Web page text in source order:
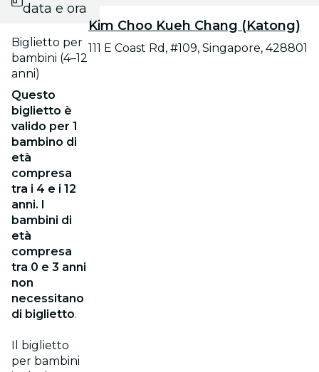
data e ora
Biglietto per
bambini (4–12
anni)
Questo
biglietto è
valido per 1
bambino di
età
compresa
tra i 4 e i 12
anni. I
bambini di
età
compresa
tra 0 e 3 anni
non
necessitano
di biglietto.
Il biglietto
per bambini
Kim Choo Kueh Chang (Katong)
111 E Coast Rd, #109, Singapore, 428801